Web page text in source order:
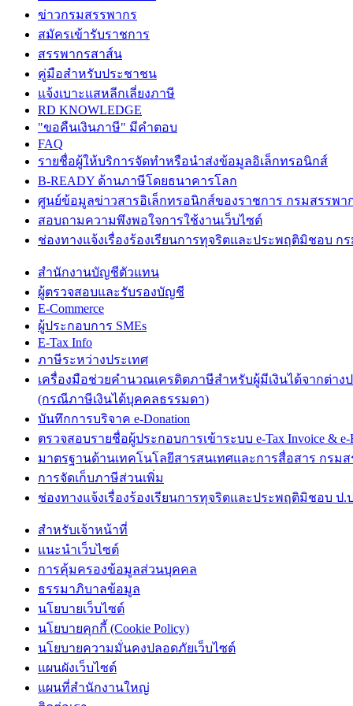
ข่าวกรมสรรพากร
สมัครเข้ารับราชการ
สรรพากรสาส์น
คู่มือสำหรับประชาชน
แจ้งเบาะแสหลีกเลี่ยงภาษี
RD KNOWLEDGE
"ขอคืนเงินภาษี" มีคำตอบ
FAQ
รายชื่อผู้ให้บริการจัดทำหรือนำส่งข้อมูลอิเล็กทรอนิกส์
B-READY ด้านภาษีโดยธนาคารโลก
ศูนย์ข้อมูลข่าวสารอิเล็กทรอนิกส์ของราชการ กรมสรรพา
สอบถามความพึงพอใจการใช้งานเว็บไซต์
ช่องทางแจ้งเรื่องร้องเรียนการทุจริตและประพฤติมิชอบ ก
สำนักงานบัญชีตัวแทน
ผู้ตรวจสอบและรับรองบัญชี
E-Commerce
ผู้ประกอบการ SMEs
E-Tax Info
ภาษีระหว่างประเทศ
เครื่องมือช่วยคำนวณเครดิตภาษีสำหรับผู้มีเงินได้จากต่าง
(กรณีภาษีเงินได้บุคคลธรรมดา)
บันทึกการบริจาค e-Donation
ตรวจสอบรายชื่อผู้ประกอบการเข้าระบบ e-Tax Invoice & e-
มาตรฐานด้านเทคโนโลยีสารสนเทศและการสื่อสาร กรมส
การจัดเก็บภาษีส่วนเพิ่ม
ช่องทางแจ้งเรื่องร้องเรียนการทุจริตและประพฤติมิชอบ ป.
สำหรับเจ้าหน้าที่
แนะนำเว็บไซต์
การคุ้มครองข้อมูลส่วนบุคคล
ธรรมาภิบาลข้อมูล
นโยบายเว็บไซต์
นโยบายคุกกี้ (Cookie Policy)
นโยบายความมั่นคงปลอดภัยเว็บไซต์
แผนผังเว็บไซต์
แผนที่สำนักงานใหญ่